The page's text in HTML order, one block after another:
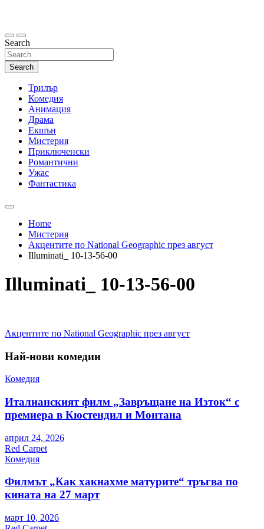
Search
Search
Трилър
Комедия
Анимация
Драма
Екшън
Мистерия
Приключенски
Романтични
Ужас
Фантастика
Home
Мистерия
Акцентите по National Geographic през август
Illuminati_ 10-13-56-00
Illuminati_ 10-13-56-00
Навигация
Акцентите по National Geographic през август
Най-нови комедии
Комедия
Италианският филм „Завръщане на Изток“ с
премиера в Кюстендил и Монтана
април 24, 2026
Red Carpet
Комедия
Филмът „Как хакнахме матурите“ тръгва по
кината на 27 март
март 10, 2026